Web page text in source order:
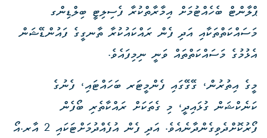
ޕްލާންޓް ބެހެއްޓުމަށް އިމާރާތްކުރާ ފެސިލިޓީ ބިލްޑިންގ
މަސައްކަތްތަކާއި އަދި ފެން ރައްކައުކުރާ ތާނގީގެ ފައުންޑޭޝަން
އެޅުމުގެ މަސައްކަތްތައް ވަނީ ނިމިފައެވެ.
މީގެ އިތުރުން، ގޭގޭގައި ފެންމީޓަރ ބަހައްޓައި، ފެނުގެ
ކަނެކްޝަން ގުޅައިދީ، މި ގެތަކަށް ރައްކާތެރި ބޯފެން
ފޯރުކޮށްދެވިގެންދާނެއެވެ. އަދި ފެން އުފެއްދުމަށްޓަކައި 2 އާރ.އޯ